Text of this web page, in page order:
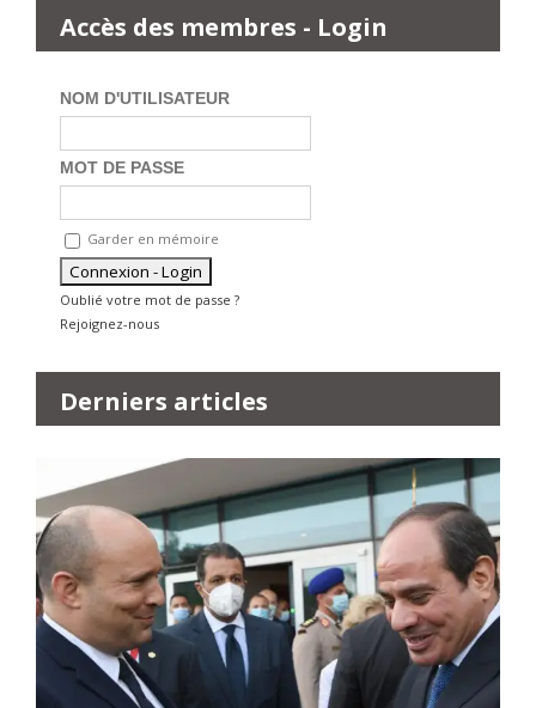
Accès des membres - Login
NOM D'UTILISATEUR
MOT DE PASSE
Garder en mémoire
Oublié votre mot de passe ?
Rejoignez-nous
Derniers articles